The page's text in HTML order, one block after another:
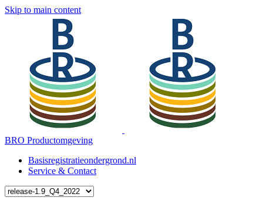
Skip to main content
BRO Productomgeving
Basisregistratieondergrond.nl
Service & Contact